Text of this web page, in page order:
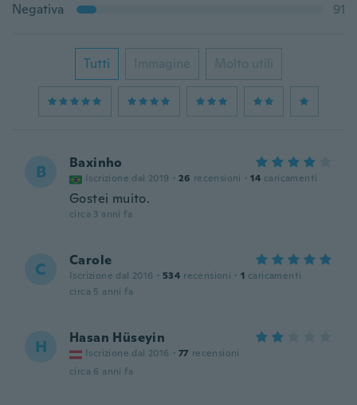
Negativa
91
Tutti Immagine Molto utili
B Baxinho
Iscrizione dal 2019 · 26 recensioni · 14 caricamenti
Gostei muito.
circa 3 anni fa
C Carole
Iscrizione dal 2016 · 534 recensioni · 1 caricamenti
circa 5 anni fa
H Hasan Hüseyin
Iscrizione dal 2016 · 77 recensioni
circa 6 anni fa